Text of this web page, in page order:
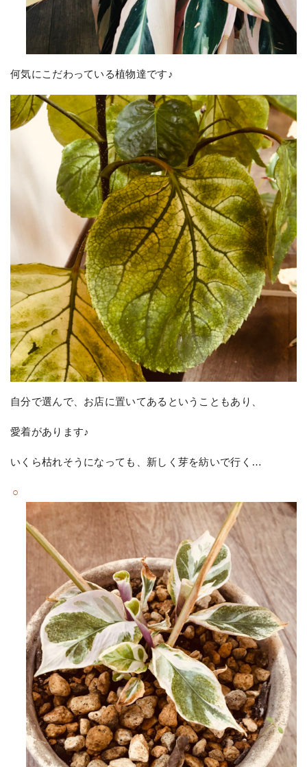
何気にこだわっている植物達です♪
自分で選んで、お店に置いてあるということもあり、
愛着があります♪
いくら枯れそうになっても、新しく芽を紡いで行く…